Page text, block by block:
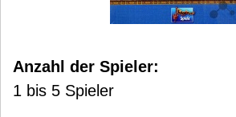
Anzahl der Spieler:
1 bis 5 Spieler